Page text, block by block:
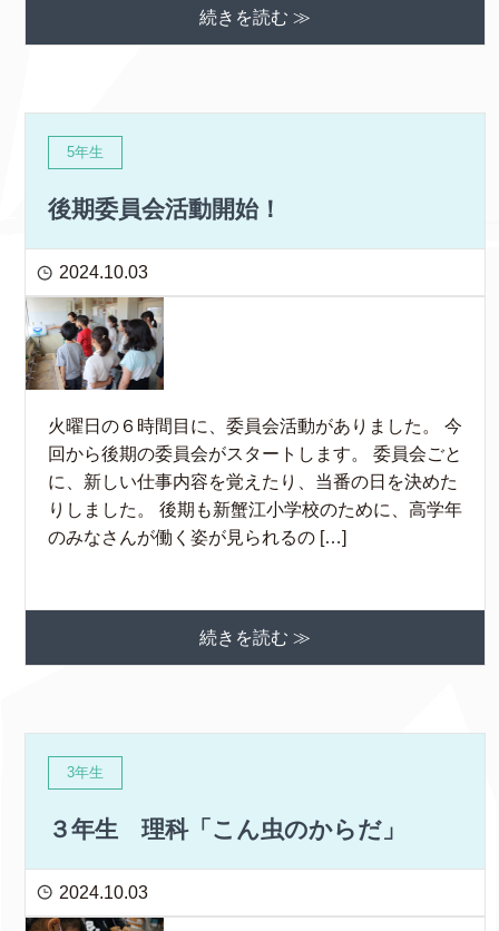
続きを読む ≫
5年生
後期委員会活動開始！
2024.10.03
火曜日の６時間目に、委員会活動がありました。 今
回から後期の委員会がスタートします。 委員会ごと
に、新しい仕事内容を覚えたり、当番の日を決めた
りしました。 後期も新蟹江小学校のために、高学年
のみなさんが働く姿が見られるの […]
続きを読む ≫
3年生
３年生 理科「こん虫のからだ」
2024.10.03